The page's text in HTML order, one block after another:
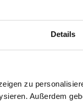
Details
zu
Außerdem